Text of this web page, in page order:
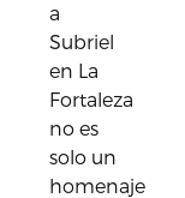
a
Subriel
en La
Fortaleza
no es
solo un
homenaje